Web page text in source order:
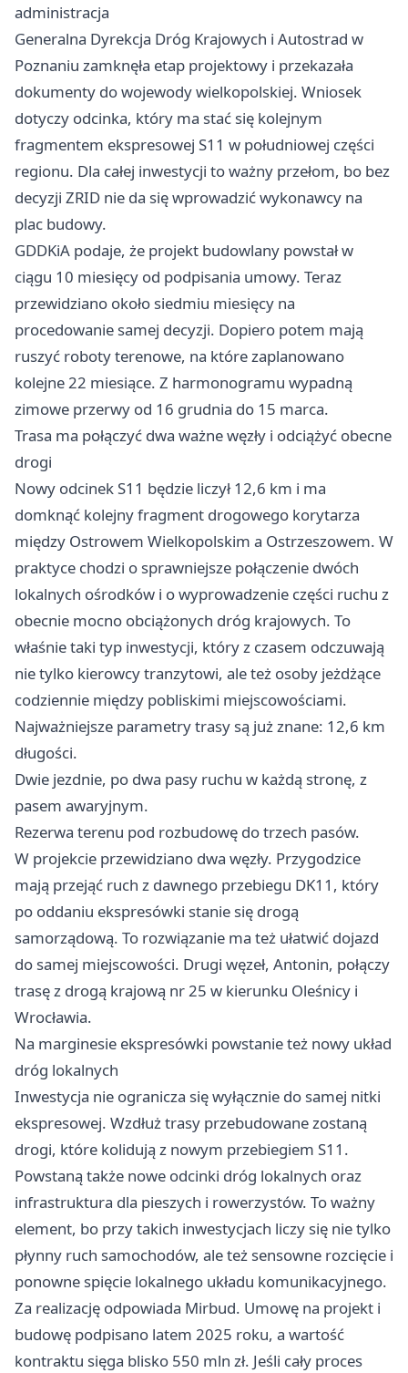
administracja
Generalna Dyrekcja Dróg Krajowych i Autostrad w
Poznaniu zamknęła etap projektowy i przekazała
dokumenty do wojewody wielkopolskiej. Wniosek
dotyczy odcinka, który ma stać się kolejnym
fragmentem ekspresowej S11 w południowej części
regionu. Dla całej inwestycji to ważny przełom, bo bez
decyzji ZRID nie da się wprowadzić wykonawcy na
plac budowy.
GDDKiA podaje, że projekt budowlany powstał w
ciągu 10 miesięcy od podpisania umowy. Teraz
przewidziano około siedmiu miesięcy na
procedowanie samej decyzji. Dopiero potem mają
ruszyć roboty terenowe, na które zaplanowano
kolejne 22 miesiące. Z harmonogramu wypadną
zimowe przerwy od 16 grudnia do 15 marca.
Trasa ma połączyć dwa ważne węzły i odciążyć obecne
drogi
Nowy odcinek S11 będzie liczył 12,6 km i ma
domknąć kolejny fragment drogowego korytarza
między Ostrowem Wielkopolskim a Ostrzeszowem. W
praktyce chodzi o sprawniejsze połączenie dwóch
lokalnych ośrodków i o wyprowadzenie części ruchu z
obecnie mocno obciążonych dróg krajowych. To
właśnie taki typ inwestycji, który z czasem odczuwają
nie tylko kierowcy tranzytowi, ale też osoby jeżdżące
codziennie między pobliskimi miejscowościami.
Najważniejsze parametry trasy są już znane: 12,6 km
długości.
Dwie jezdnie, po dwa pasy ruchu w każdą stronę, z
pasem awaryjnym.
Rezerwa terenu pod rozbudowę do trzech pasów.
W projekcie przewidziano dwa węzły. Przygodzice
mają przejąć ruch z dawnego przebiegu DK11, który
po oddaniu ekspresówki stanie się drogą
samorządową. To rozwiązanie ma też ułatwić dojazd
do samej miejscowości. Drugi węzeł, Antonin, połączy
trasę z drogą krajową nr 25 w kierunku Oleśnicy i
Wrocławia.
Na marginesie ekspresówki powstanie też nowy układ
dróg lokalnych
Inwestycja nie ogranicza się wyłącznie do samej nitki
ekspresowej. Wzdłuż trasy przebudowane zostaną
drogi, które kolidują z nowym przebiegiem S11.
Powstaną także nowe odcinki dróg lokalnych oraz
infrastruktura dla pieszych i rowerzystów. To ważny
element, bo przy takich inwestycjach liczy się nie tylko
płynny ruch samochodów, ale też sensowne rozcięcie i
ponowne spięcie lokalnego układu komunikacyjnego.
Za realizację odpowiada Mirbud. Umowę na projekt i
budowę podpisano latem 2025 roku, a wartość
kontraktu sięga blisko 550 mln zł. Jeśli cały proces